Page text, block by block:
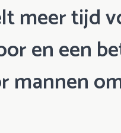
meer tijd
en een
mannen